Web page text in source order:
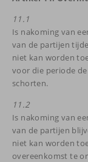
11.1
Is nakoming van
van de partijen
niet kan worden
voor die periode
schorten.
11.2
Is nakoming van
van de partijen
niet kan worden
overeenkomst te